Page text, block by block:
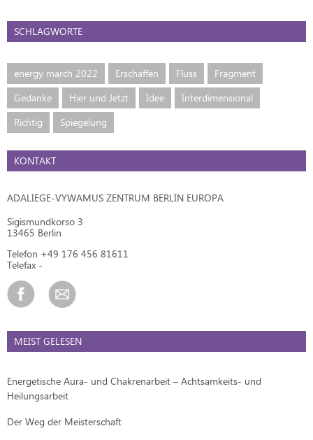
SCHLAGWORTE
energy march 2022 Erschaffen Fluss
Fragment
Gedanke
Hier und Jetzt Idee
Interdimensional
Richtig
Spiegelung
KONTAKT
ADALIEGE-VYWAMUS ZENTRUM BERLIN EUROPA
Sigismundkorso 3
13465 Berlin
Telefon +49 176 456 81611
Telefax -
MEIST GELESEN
Energetische Aura- und Chakrenarbeit – Achtsamkeits- und
Heilungsarbeit
Der Weg der Meisterschaft